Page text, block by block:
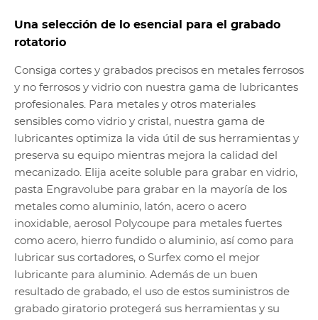
Una selección de lo esencial para el grabado
rotatorio
Consiga cortes y grabados precisos en metales ferrosos
y no ferrosos y vidrio con nuestra gama de lubricantes
profesionales. Para metales y otros materiales
sensibles como vidrio y cristal, nuestra gama de
lubricantes optimiza la vida útil de sus herramientas y
preserva su equipo mientras mejora la calidad del
mecanizado. Elija aceite soluble para grabar en vidrio,
pasta Engravolube para grabar en la mayoría de los
metales como aluminio, latón, acero o acero
inoxidable, aerosol Polycoupe para metales fuertes
como acero, hierro fundido o aluminio, así como para
lubricar sus cortadores, o Surfex como el mejor
lubricante para aluminio. Además de un buen
resultado de grabado, el uso de estos suministros de
grabado giratorio protegerá sus herramientas y su